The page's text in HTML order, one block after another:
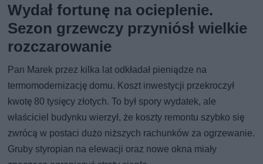
Wydał fortunę na ocieplenie.
Sezon grzewczy przyniósł wielkie
rozczarowanie
Pan Marek przez kilka lat odkładał pieniądze na
termomodernizację domu. Koszt inwestycji przekroczył
kwotę 80 tysięcy złotych. To był spory wydatek, ale
właściciel budynku wierzył, że koszty remontu szybko się
zwrócą w postaci dużo niższych rachunków za ogrzewanie.
Gruby styropian na elewacji oraz nowe okna miały